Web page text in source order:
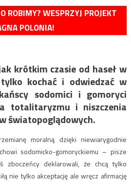
ROBIMY? WESPRZYJ PROJEKT
POLONIA!
krótkim czasie od haseł w
kochać i odwiedzać w
sodomici i gomoryci
totalitaryzmu i niszczenia
światopoglądowych.
moralną dzięki niewiarygodnie
sodomicko-gomoryckiemu – pisze
zboczeńcy deklarowali, że chcą tylko
nie tylko akceptację ale wręcz afirmację